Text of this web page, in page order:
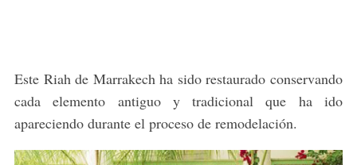
Este Riah de Marrakech ha sido restaurado conservando
cada elemento antiguo y tradicional que ha ido
apareciendo durante el proceso de remodelación.